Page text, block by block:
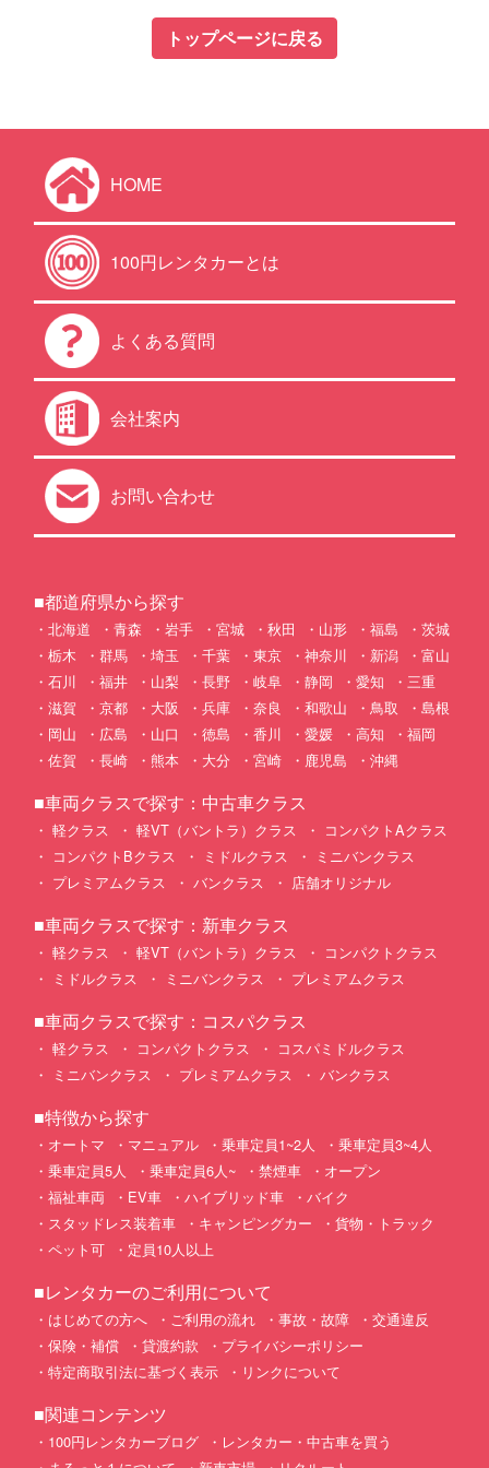
トップページに戻る
HOME
100円レンタカーとは
よくある質問
会社案内
お問い合わせ
■都道府県から探す
北海道 青森 岩手 宮城 秋田 山形 福島
茨城
栃木
群馬 埼玉 千葉 東京 神奈川 新潟
富山
石川
福井 山梨 長野 岐阜 静岡 愛知
三重
滋賀
京都 大阪 兵庫 奈良 和歌山 鳥取
島根
岡山
広島 山口 徳島 香川 愛媛 高知
福岡
佐賀
長崎 熊本 大分 宮崎 鹿児島 沖縄
■車両クラスで探す：中古車クラス
軽クラス 軽VT（バントラ）クラス
コンパクトAクラス
コンパクトBクラス
ミドルクラス
ミニバンクラス
プレミアムクラス
バンクラス 店舗オリジナル
■車両クラスで探す：新車クラス
軽クラス 軽VT（バントラ）クラス
コンパクトクラス
ミドルクラス
ミニバンクラス プレミアムクラス
■車両クラスで探す：コスパクラス
軽クラス コンパクトクラス
コスパミドルクラス
ミニバンクラス
プレミアムクラス バンクラス
■特徴から探す
オートマ マニュアル 乗車定員1~2人
乗車定員3~4人
乗車定員5人
乗車定員6人~ 禁煙車
オープン
福祉車両
EV車 ハイブリッド車
バイク
スタッドレス装着車
キャンピングカー
貨物・トラック
ペット可
定員10人以上
■レンタカーのご利用について
はじめての方へ ご利用の流れ 事故・故障
交通違反
保険・補償
貸渡約款
プライバシーポリシー
特定商取引法に基づく表示
リンクについて
■関連コンテンツ
100円レンタカーブログ
レンタカー・中古車を買う